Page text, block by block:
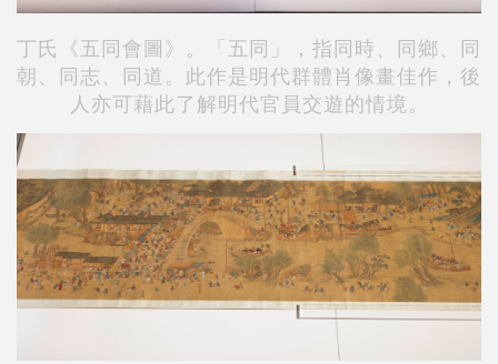
丁氏《五同會圖》。「五同」，指同時、同鄉、同
朝、同志、同道。此作是明代群體肖像畫佳作，後
人亦可藉此了解明代官員交遊的情境。